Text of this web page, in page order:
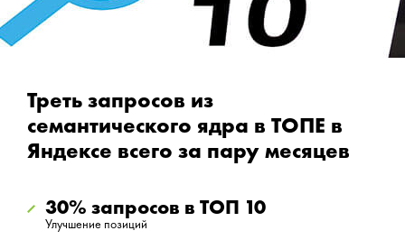
Треть запросов из
семантического ядра в ТОПЕ в
Яндексе всего за пару месяцев
30% запросов в ТОП 10
Улучшение позиций